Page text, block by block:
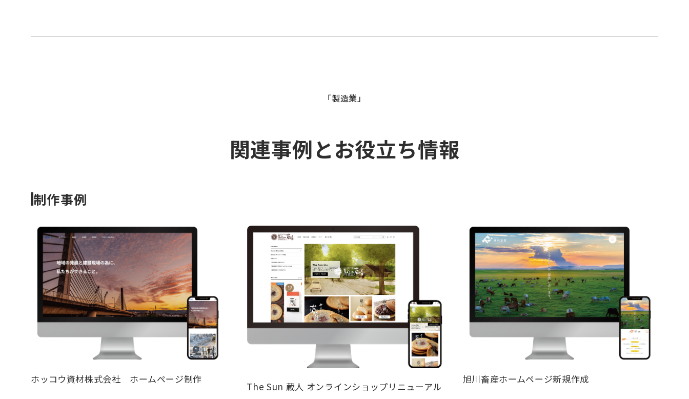
「製造業」
関連事例とお役立ち情報
制作事例
ホッコウ資材株式会社 ホームページ制作
The Sun 蔵人 オンラインショップリニューアル
旭川畜産ホームページ新規作成